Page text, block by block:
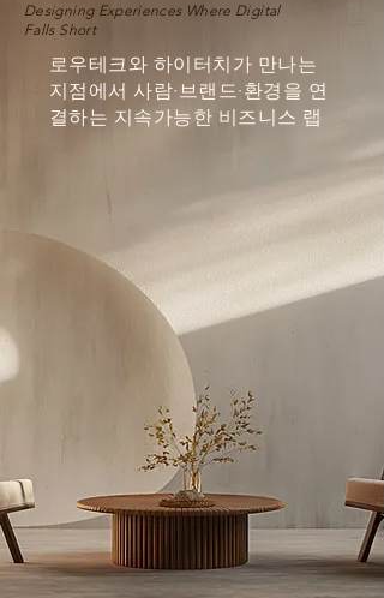
Designing Experiences Where Digital
Falls Short
로우테크와 하이터치가 만나는
지점에서 사람·브랜드·환경을 연
결하는 지속가능한 비즈니스 랩